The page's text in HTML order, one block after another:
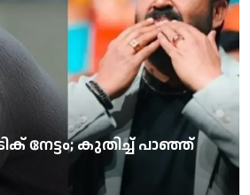
നേട്ടം; കുതിച്ച് പാഞ്ഞ്